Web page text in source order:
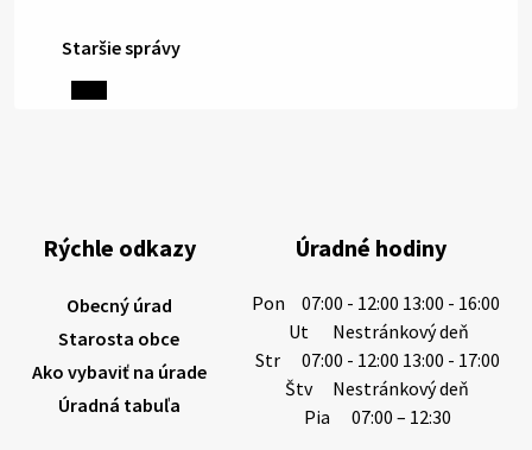
5. augusta 2026 13:10
hlbokým zármutkom Vám oznamujeme, že vo veku
73 rokov nás opustila Irena Tanková, rodená
5. augusta 2026 12:59
3. augusta 2026 08:45
Staršie správy
Rýchle odkazy
Obecný úrad
Starosta obce
Ako vybaviť na úrade
Úradná tabuľa
Úradné hodiny
Pon
07:00 - 12:00 13:00 - 16:00
Ut
Nestránkový deň
Str
07:00 - 12:00 13:00 - 17:00
Štv
Nestránkový deň
Pia
07:00 – 12:30